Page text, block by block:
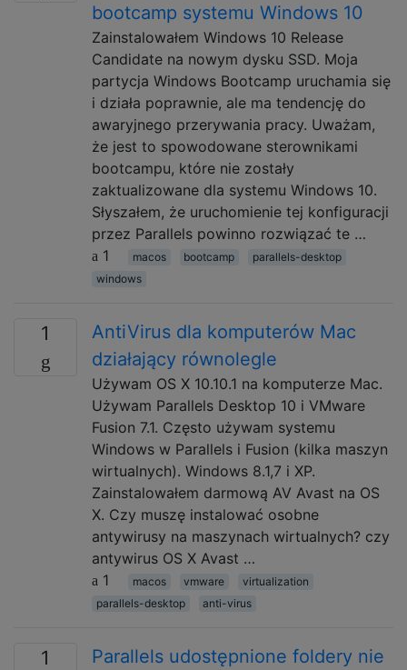
bootcamp systemu Windows 10
Zainstalowałem Windows 10 Release
Candidate na nowym dysku SSD. Moja
partycja Windows Bootcamp uruchamia się
i działa poprawnie, ale ma tendencję do
awaryjnego przerywania pracy. Uważam,
że jest to spowodowane sterownikami
bootcampu, które nie zostały
zaktualizowane dla systemu Windows 10.
Słyszałem, że uruchomienie tej konfiguracji
przez Parallels powinno rozwiązać te …
1
macos bootcamp
parallels-desktop
windows
1
AntiVirus dla komputerów Mac
działający równolegle
Używam OS X 10.10.1 na komputerze Mac.
Używam Parallels Desktop 10 i VMware
Fusion 7.1. Często używam systemu
Windows w Parallels i Fusion (kilka maszyn
wirtualnych). Windows 8.1,7 i XP.
Zainstalowałem darmową AV Avast na OS
X. Czy muszę instalować osobne
antywirusy na maszynach wirtualnych? czy
antywirus OS X Avast …
1
macos vmware
virtualization
parallels-desktop
anti-virus
1
Parallels udostępnione foldery nie